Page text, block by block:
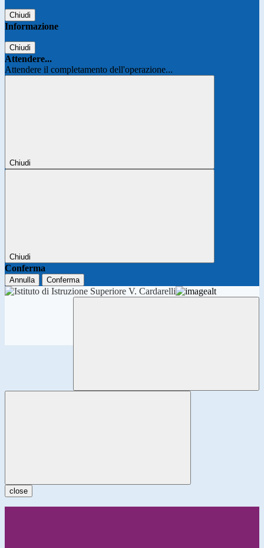
Chiudi
Informazione
Chiudi
Attendere...
Attendere il completamento dell'operazione...
Chiudi
Chiudi
Conferma
Annulla Conferma
close